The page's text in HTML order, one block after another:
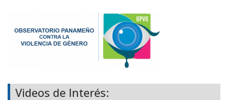
Videos de Interés: